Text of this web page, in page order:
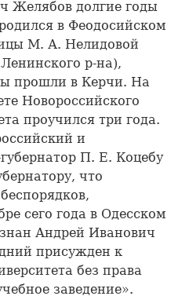
Желябов долгие годы
в Феодосийском
М. А. Нелидовой
р-на),
прошли в Керчи. На
Новороссийского
проучился три года.
и
П. Е. Коцебу
что
сего года в Одесском
Андрей Иванович
присужден к
без права
заведение».